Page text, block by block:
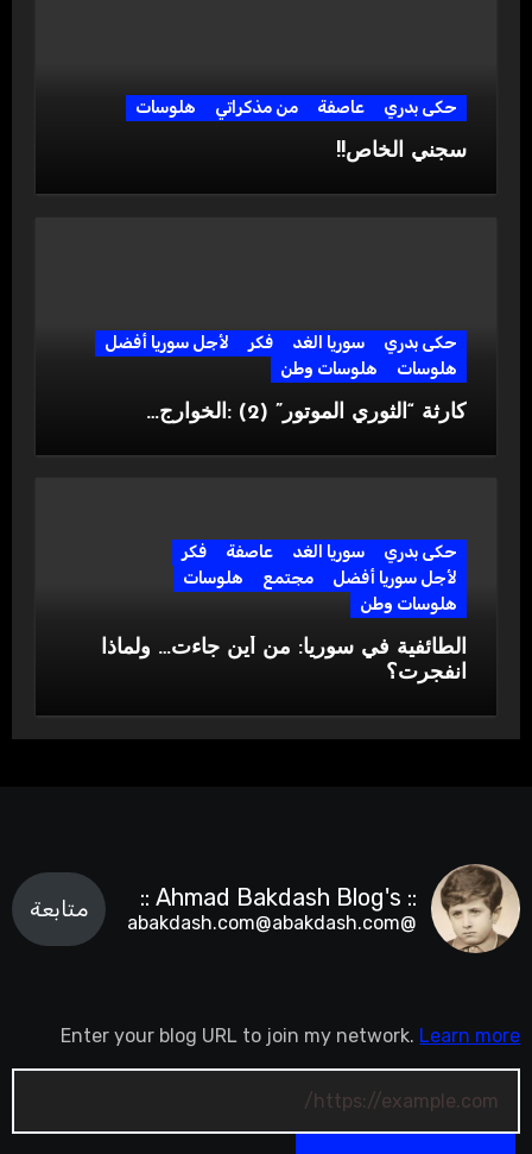
حكى بدري عاصفة من مذكراتي هلوسات
سجني الخاص!!
حكى بدري سوريا الغد فكر
لأجل سوريا أفضل
هلوسات
هلوسات وطن
كارثة “الثوري الموتور” (2) :الخوارج…
حكى بدري سوريا الغد عاصفة
فكر
لأجل سوريا أفضل
مجتمع
هلوسات
هلوسات وطن
الطائفية في سوريا: من أين جاءت… ولماذا
انفجرت؟
:: Ahmad Bakdash Blog's ::
@abakdash.com@abakdash.com
متابعة
Enter your blog URL to join my network. Learn more